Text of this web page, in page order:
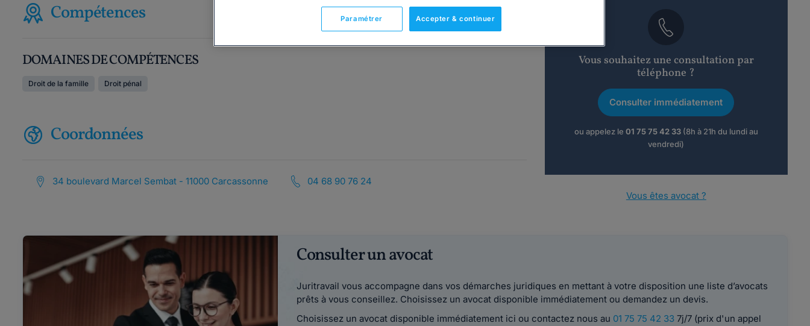
Compétences
DOMAINES DE COMPÉTENCES
Droit de la famille Droit pénal
Coordonnées
34 boulevard Marcel Sembat - 11000 Carcassonne 04 68 90 76 24
Vous souhaitez une consultation par
téléphone ?
Consulter immédiatement
ou appelez le 01 75 75 42 33(8h à 21h du lundi au
vendredi)
Vous êtes avocat ?
Consulter un avocat
Juritravail vous accompagne dans vos démarches juridiques en mettant à votre disposition une liste d’avocats
prêts à vous conseillez. Choisissez un avocat disponible immédiatement ou demandez un devis.
Choisissez un avocat disponible immédiatement ici ou contactez nous au 01 75 75 42 337j/7 (prix d'un appel
Accepter & continuer
Paramétrer